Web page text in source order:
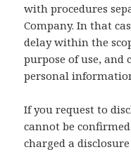
with procedures
Company. In that
delay within the
purpose of use, and
personal
If you request to
cannot be
charged a